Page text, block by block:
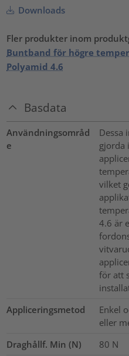
Downloads
Fler produkter inom
Buntband för högre
Polyamid 4.6
Basdata
Användningsområd
e
Dessa
gjorda
vilket
4.6 är
för att
Appliceringsmetod
Enkel
eller
Draghållf. Min (N)
80 N